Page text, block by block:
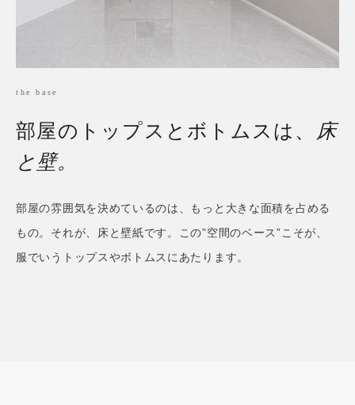
the base
部屋のトップスとボトムスは、
床
と壁。
部屋の雰囲気を決めているのは、もっと大きな面積を占める
もの。それが、床と壁紙です。この”空間のベース”こそが、
服でいうトップスやボトムスにあたります。